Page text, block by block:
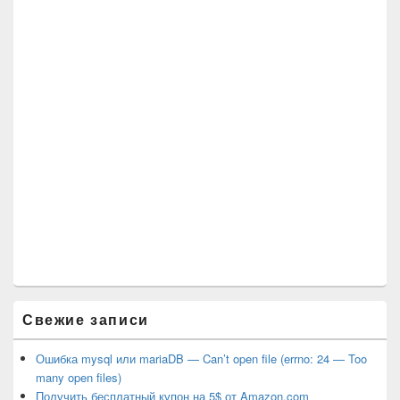
Свежие записи
Ошибка mysql или mariaDB — Can’t open file (errno: 24 — Too
many open files)
Получить бесплатный купон на 5$ от Amazon.com